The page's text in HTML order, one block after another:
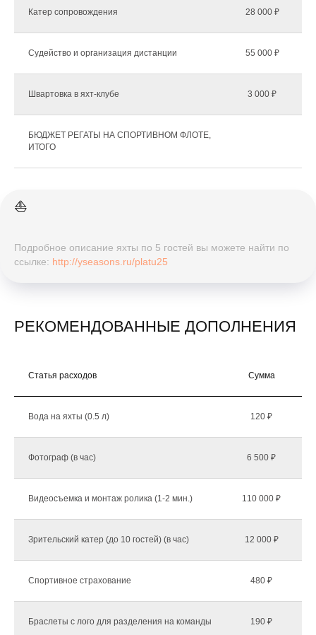
Катер сопровождения 28 000 ₽
Судейство и организация дистанции 55 000 ₽
Швартовка в яхт-клубе 3 000 ₽
БЮДЖЕТ РЕГАТЫ НА СПОРТИВНОМ ФЛОТЕ,
ИТОГО
⛵️
Подробное описание яхты по 5 гостей вы можете найти по
ссылке: http://yseasons.ru/platu25
РЕКОМЕНДОВАННЫЕ ДОПОЛНЕНИЯ
Статья расходов Сумма
Вода на яхты (0.5 л) 120 ₽
Фотограф (в час) 6 500 ₽
Видеосъемка и монтаж ролика (1-2 мин.) 110 000 ₽
Зрительский катер (до 10 гостей) (в час) 12 000 ₽
Спортивное страхование 480 ₽
Браслеты с лого для разделения на команды 190 ₽